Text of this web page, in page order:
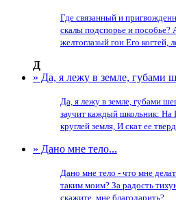
Где связанный и
скалы подспорье и пособье?
желтоглазый гон Его когтей,
Д
» Да, я лежу в земле, губами
Да, я лежу в земле, губами
заучит каждый школьник: На
круглей земля, И скат ее
» Дано мне тело...
Дано мне тело - что мне
таким моим? За радость
скажите, мне благодарить?...